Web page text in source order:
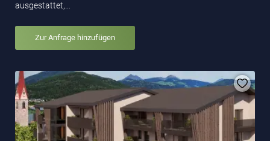
ausgestattet,…
Zur Anfrage hinzufügen